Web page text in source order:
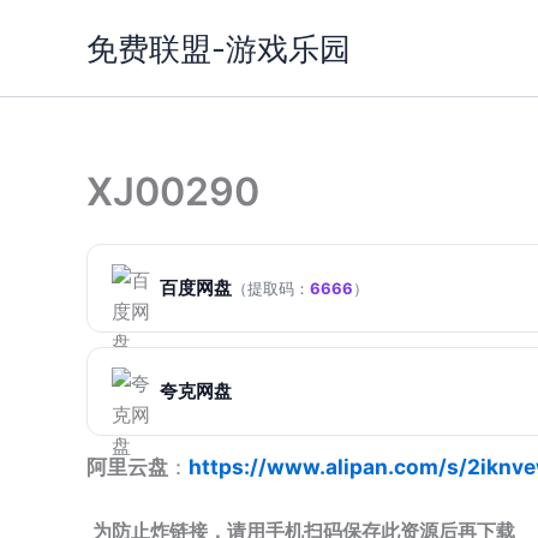
免费联盟-游戏乐园
XJ00290
百度网盘 （提取码： 6666）
夸克网盘
阿里云盘 ： https://www.alipan.com/s/
为防止炸链接，请用手机扫码保存此资源后再下载